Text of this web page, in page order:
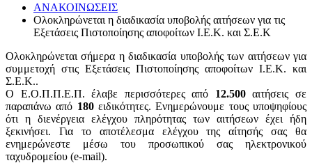
ΑΝΑΚΟΙΝΩΣΕΙΣ
Ολοκληρώνεται η διαδικασία υποβολής αιτήσεων για τις
Εξετάσεις Πιστοποίησης αποφοίτων Ι.Ε.Κ. και Σ.Ε.Κ
Ολοκληρώνεται σήμερα η διαδικασία υποβολής των αιτήσεων για
συμμετοχή στις Εξετάσεις Πιστοποίησης αποφοίτων Ι.Ε.Κ. και
Σ.Ε.Κ..
Ο Ε.Ο.Π.Π.Ε.Π. έλαβε περισσότερες από 12.500αιτήσεις σε
παραπάνω από 180ειδικότητες. Ενημερώνουμε τους υποψηφίους
ότι η διενέργεια ελέγχου πληρότητας των αιτήσεων έχει ήδη
ξεκινήσει. Για το αποτέλεσμα ελέγχου της αίτησής σας θα
ενημερώνεστε μέσω του προσωπικού σας ηλεκτρονικού
ταχυδρομείου (e-mail).